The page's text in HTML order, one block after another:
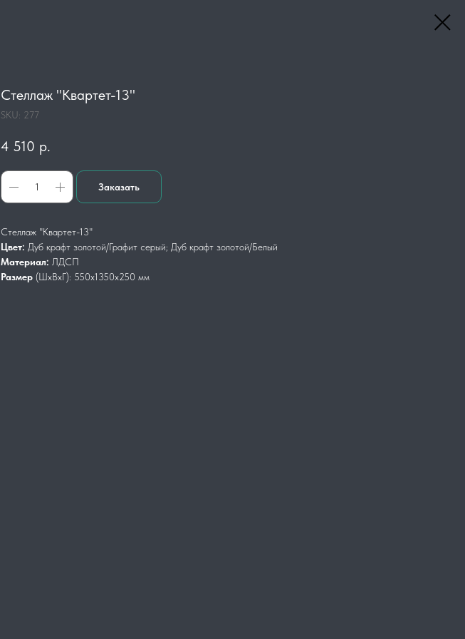
Стеллаж "Квартет-13"
SKU: 277
4 510 р.
Заказать
Стеллаж "Квартет-13"
Цвет: Дуб крафт золотой/Графит серый; Дуб крафт золотой/Белый
Материал: ЛДСП
Размер (ШхВхГ): 550х1350х250 мм